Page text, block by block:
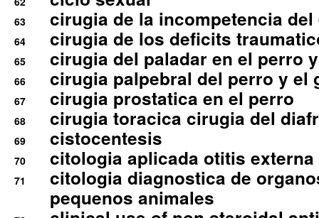
63 cirugia de la incompetencia
64 cirugia de los deficits
65 cirugia del paladar en el perro
66 cirugia palpebral del perro y el
67 cirugia prostatica en el perro
68 cirugia toracica cirugia del
69 cistocentesis
70 citologia aplicada otitis externa
71
citologia diagnostica de
pequenos animales